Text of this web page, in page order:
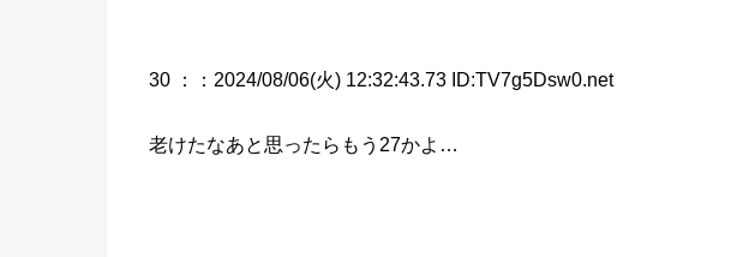
30 ： ：2024/08/06(火) 12:32:43.73 ID:TV7g5Dsw0.net
老けたなあと思ったらもう27かよ…